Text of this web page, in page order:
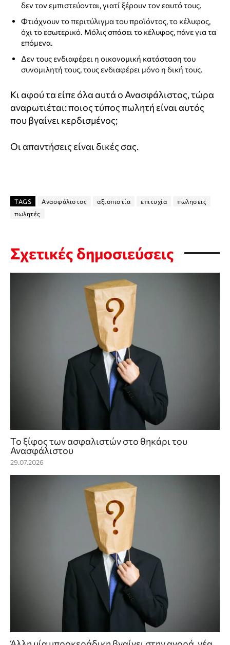
δεν τον εμπιστεύονται, γιατί ξέρουν τον εαυτό τους.
Φτιάχνουν το περιτύλιγμα του προϊόντος, το κέλυφος,
όχι το εσωτερικό. Μόλις σπάσει το κέλυφος, πάνε για τα
επόμενα.
Δεν τους ενδιαφέρει η οικονομική κατάσταση του
συνομιλητή τους, τους ενδιαφέρει μόνο η δική τους.
Κι αφού τα είπε όλα αυτά ο Ανασφάλιστος, τώρα
αναρωτιέται: ποιος τύπος πωλητή είναι αυτός
που βγαίνει κερδισμένος;
Οι απαντήσεις είναι δικές σας.
TAGS Ανασφάλιστος αξιοπιστία επιτυχία
πωλησεις
πωλητές
Σχετικές δημοσιεύσεις
Το ξίφος των ασφαλιστών στο θηκάρι του
Ανασφάλιστου
29.07.2026